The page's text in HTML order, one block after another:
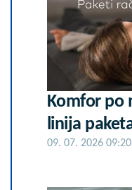
Komfor po
linija
09. 07. 2026 09:20